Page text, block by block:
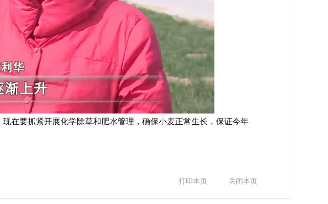
要抓紧开展化学除草和肥水管理，确保小麦正常生长，保证今年
打印本页 关闭本页